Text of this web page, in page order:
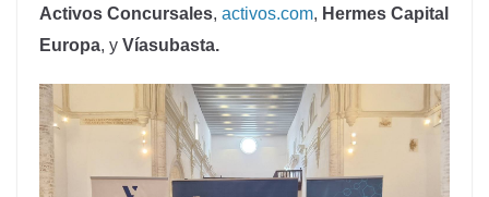
Activos Concursales, activos.com, Hermes Capital
Europa, y Víasubasta.